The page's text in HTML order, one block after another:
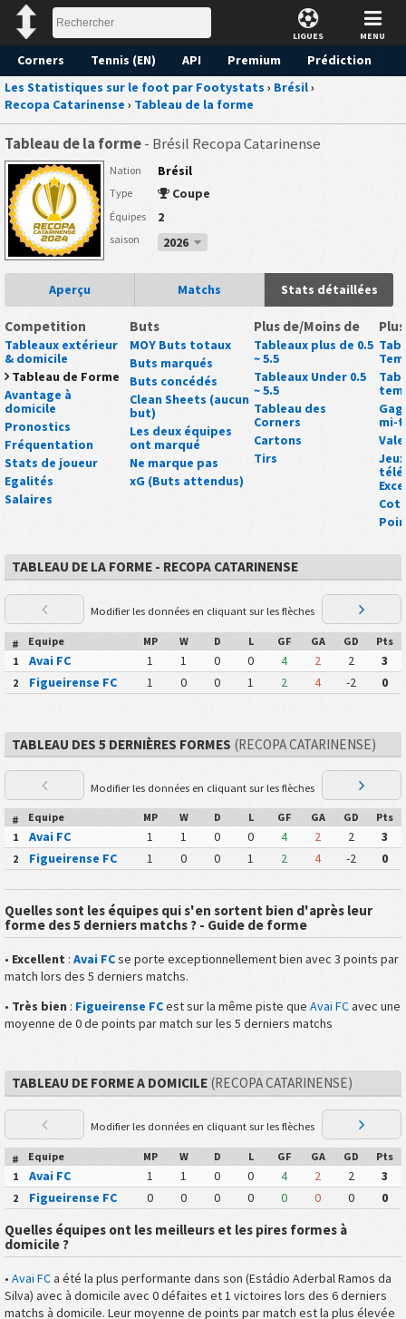
LIGUES MENU
Corners Tennis (EN) API Premium
Prédiction
Les Statistiques sur le foot par Footystats › Brésil›
Recopa Catarinense › Tableau de la forme
Tableau de la forme- Brésil Recopa Catarinense
Nation Brésil
Type Coupe
Équipes 2
saison 2026
Aperçu Matchs Stats détaillées
Competition
Tableaux extérieur
& domicile
Tableau de Forme
Avantage à
domicile
Pronostics
Fréquentation
Stats de joueur
Egalités
Salaires
Buts
MOY Buts totaux
Buts marqués
Buts concédés
Clean Sheets (aucun
but)
Les deux équipes
ont marqué
Ne marque pas
xG (Buts attendus)
Plus de/Moins de
Tableaux plus de 0.5
~ 5.5
Tableaux Under 0.5
~ 5.5
Tableau des
Corners
Cartons
Tirs
Plus
mi-
TABLEAU DE LA FORME - RECOPA CATARINENSE
Modifier les données en cliquant sur les flèches
# Equipe MP W D L GF GA GD
Pts
1
Avai FC 1 1 0 0 4 2 2 3
2 Figueirense FC 1 0 0 1 2 4 -2 0
TABLEAU DES 5 DERNIÈRES FORMES (RECOPA CATARINENSE)
Modifier les données en cliquant sur les flèches
# Equipe MP W D L GF GA GD
Pts
1
Avai FC 1 1 0 0 4 2 2 3
2 Figueirense FC 1 0 0 1 2 4 -2 0
Quelles sont les équipes qui s'en sortent bien d'après leur
forme des 5 derniers matchs ? - Guide de forme
• Excellent : Avai FCse porte exceptionnellement bien avec 3 points par
match lors des 5 derniers matchs.
• Très bien : Figueirense FCest sur la même piste que Avai FCavec une
moyenne de 0 de points par match sur les 5 derniers matchs
TABLEAU DE FORME A DOMICILE(RECOPA CATARINENSE)
Modifier les données en cliquant sur les flèches
# Equipe MP W D L GF GA GD
Pts
1
Avai FC 1 1 0 0 4 2 2 3
2 Figueirense FC 0 0 0 0 0 0 0 0
Quelles équipes ont les meilleurs et les pires formes à
domicile ?
• Avai FCa été la plus performante dans son (Estádio Aderbal Ramos da
Silva) avec à domicile avec 0 défaites et 1 victoires lors des 6 derniers
matchs à domicile. Leur moyenne de points par match est la plus élevée